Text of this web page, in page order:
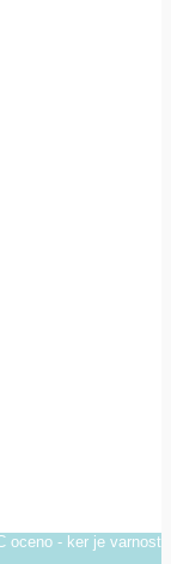
oceno - ker je varnost